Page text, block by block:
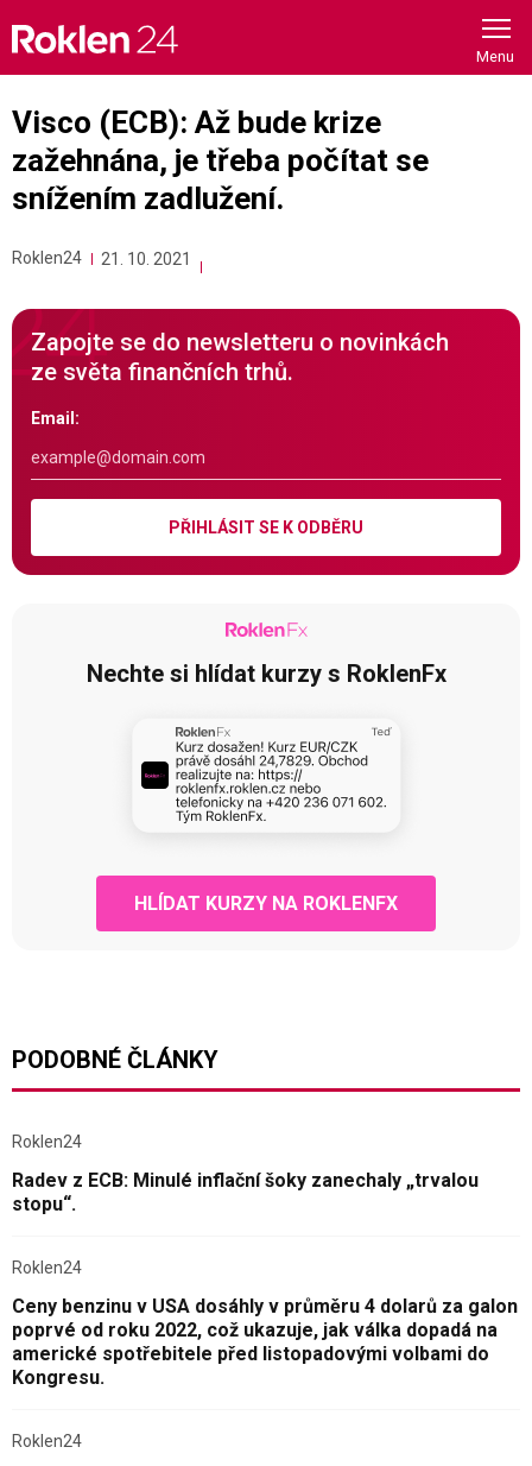
content
Visco (ECB): Až bude krize
zažehnána, je třeba počítat se
snížením zadlužení.
Roklen24 21. 10. 2021
Zapojte se do newsletteru o novinkách
ze světa finančních trhů.
Email:
PŘIHLÁSIT SE K ODBĚRU
Nechte si hlídat kurzy s RoklenFx
HLÍDAT KURZY NA ROKLENFX
PODOBNÉ ČLÁNKY
Roklen24
Radev z ECB: Minulé inflační šoky zanechaly „trvalou
stopu“.
Roklen24
Ceny benzinu v USA dosáhly v průměru 4 dolarů za galon
poprvé od roku 2022, což ukazuje, jak válka dopadá na
americké spotřebitele před listopadovými volbami do
Kongresu.
Roklen24